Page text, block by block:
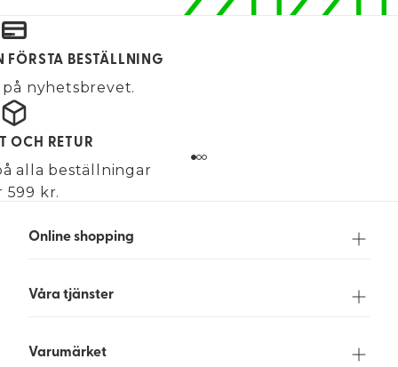
FÖRSTA BESTÄLLNING
nyhetsbrevet.
OCH RETUR
alla beställningar
599 kr.
Online shopping
Våra tjänster
Varumärket